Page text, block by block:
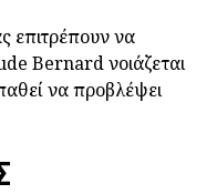
επιτρέπουν να
Bernard νοιάζεται
να προβλέψει